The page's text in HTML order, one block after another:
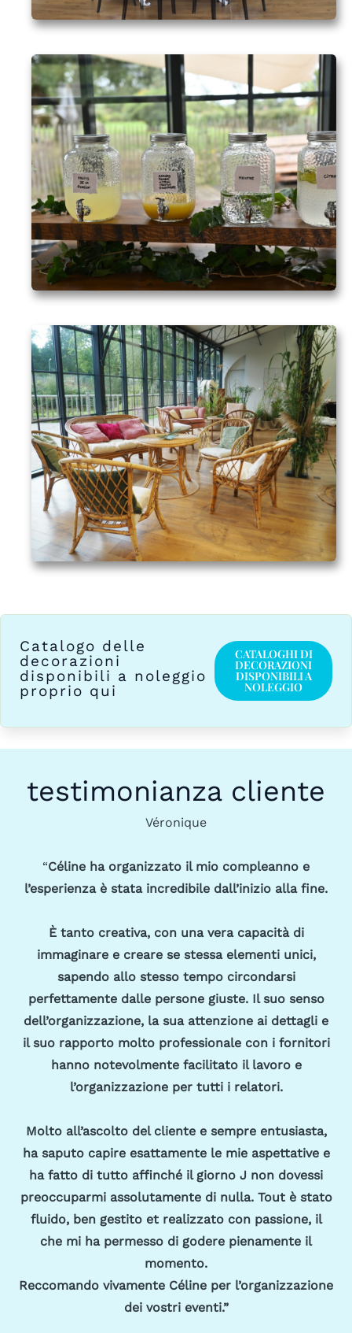
Catalogo delle
decorazioni
disponibili a noleggio
proprio qui
CATALOGHI DI
DECORAZIONI
DISPONIBILI A
NOLEGGIO
testimonianza cliente
Véronique
“Céline ha organizzato il mio compleanno e
l’esperienza è stata incredibile dall’inizio alla fine.
È tanto creativa, con una vera capacità di
immaginare e creare se stessa elementi unici,
sapendo allo stesso tempo circondarsi
perfettamente dalle persone giuste. Il suo senso
dell’organizzazione, la sua attenzione ai dettagli e
il suo rapporto molto professionale con i fornitori
hanno notevolmente facilitato il lavoro e
l’organizzazione per tutti i relatori.
Molto all’ascolto del cliente e sempre entusiasta,
ha saputo capire esattamente le mie aspettative e
ha fatto di tutto affinché il giorno J non dovessi
preoccuparmi assolutamente di nulla. Tout è stato
fluido, ben gestito et realizzato con passione, il
che mi ha permesso di godere pienamente il
momento.
Reccomando vivamente Céline per l’organizzazione
dei vostri eventi.”